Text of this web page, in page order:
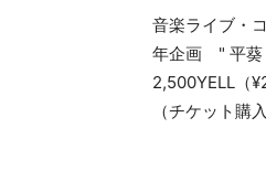
音楽ライブ・
年企画 " 平葵
2,500YELL（
（チケット購